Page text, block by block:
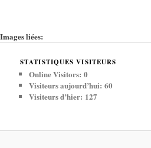
Images liées:
STATISTIQUES VISITEURS
Online Visitors:0
Visiteurs aujourd’hui:60
Visiteurs d’hier: 127